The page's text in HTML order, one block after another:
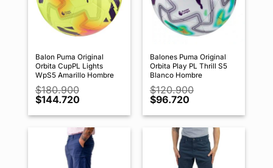
Balon Puma Original
Orbita CupPL Lights
WpS5 Amarillo Hombre
$180.900
El
original
$180.900.
$144.720El
actual
es:
$144.720.
Balones Puma Original
Orbita Play PL Thrill S5
Blanco Hombre
$120.900
El
original
$120.900.
$96.720El
actual
es:
$96.720.